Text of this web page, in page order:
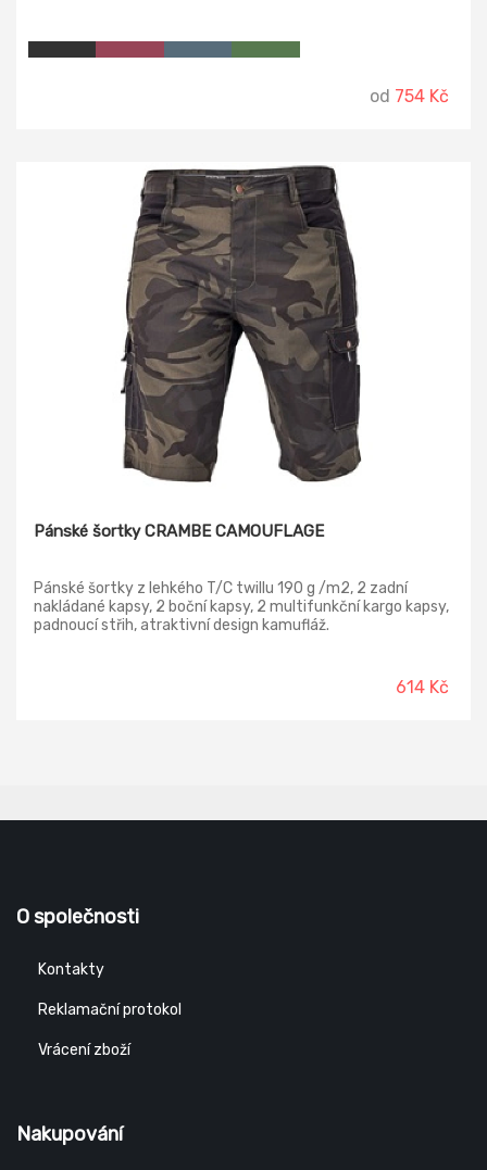
od 754 Kč
Pánské šortky CRAMBE CAMOUFLAGE
Pánské šortky z lehkého T/C twillu 190 g /m2, 2 zadní
nakládané kapsy, 2 boční kapsy, 2 multifunkční kargo kapsy,
padnoucí střih, atraktivní design kamufláž.
614 Kč
O společnosti
Kontakty
Reklamační protokol
Vrácení zboží
Nakupování